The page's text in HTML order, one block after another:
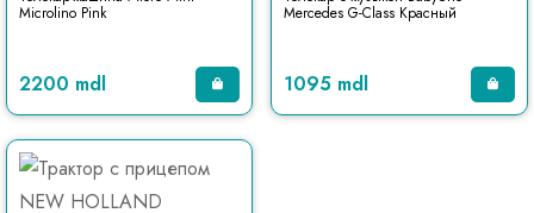
Microlino Pink
2200 mdl
Mercedes G-Class Красный
1095 mdl